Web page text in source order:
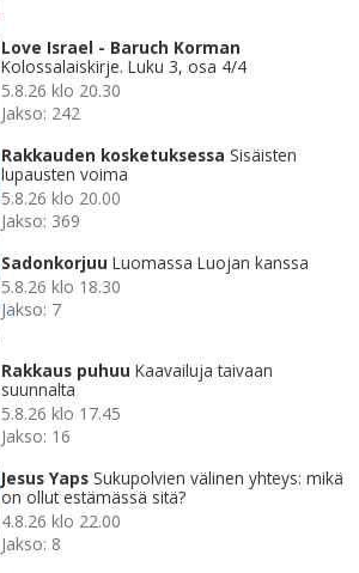
Love Israel - Baruch Korman
Kolossalaiskirje. Luku 3, osa 4/4
5.8.26 klo 20.30
Jakso: 242
Rakkauden kosketuksessa Sisäisten
lupausten voima
5.8.26 klo 20.00
Jakso: 369
Sadonkorjuu Luomassa Luojan kanssa
5.8.26 klo 18.30
Jakso: 7
Rakkaus puhuu Kaavailuja taivaan
suunnalta
5.8.26 klo 17.45
Jakso: 16
Jesus Yaps Sukupolvien välinen yhteys: mikä
on ollut estämässä sitä?
4.8.26 klo 22.00
Jakso: 8